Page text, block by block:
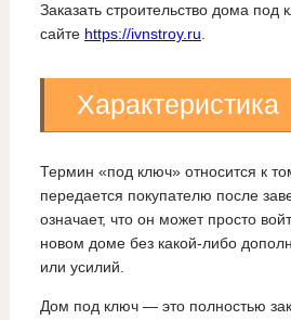
Заказать строительство дома
сайте https://ivnstroy.ru.
Характеристика
Термин «под ключ» относится к
передается покупателю после
означает, что он может просто
новом доме без какой-либо
или усилий.
Дом под ключ — это полностью